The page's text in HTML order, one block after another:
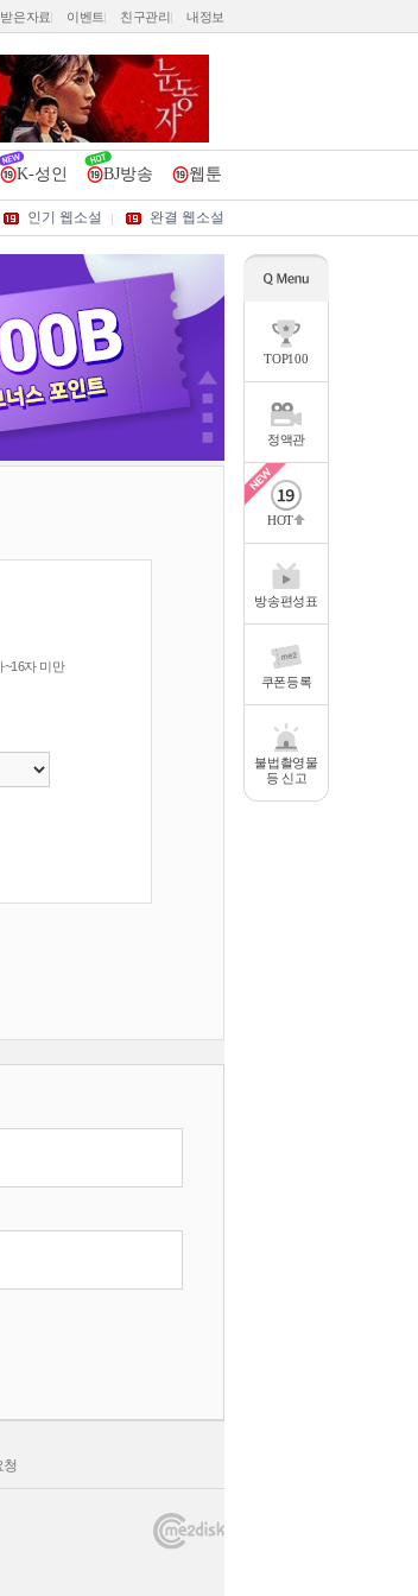
은자료 이벤트 친구관리 내정보
TOP100
정액관
HOT
방송편성표
쿠폰등록
불법촬영물
등 신고
K-성인 BJ방송 웹툰
인기 웹소설 완결 웹소설
~16자 미만
(이하
회원간의 권리, 의무,
내에서 정하는 바에
거나,
기술’을 의미합니다.
일종으로써
인트를 말합니다.
요금제를 의미합니